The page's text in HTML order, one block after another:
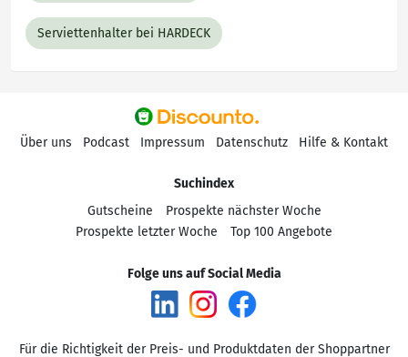
Serviettenhalter bei HARDECK
Über uns Podcast Impressum Datenschutz Hilfe & Kontakt
Suchindex
Gutscheine
Prospekte nächster Woche
Prospekte letzter Woche
Top 100 Angebote
Folge uns auf Social Media
Für die Richtigkeit der Preis- und Produktdaten der Shoppartner